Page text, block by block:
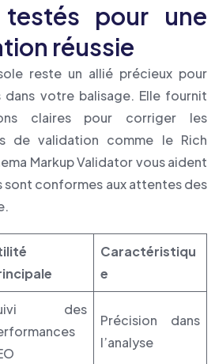
pour une
réussie
reste un allié précieux pour
votre balisage. Elle fournit
claires pour corriger les
de validation comme le Rich
Markup Validator vous aident
sont conformes aux attentes des
Caractéristiqu
e
des
Précision dans
l’analyse